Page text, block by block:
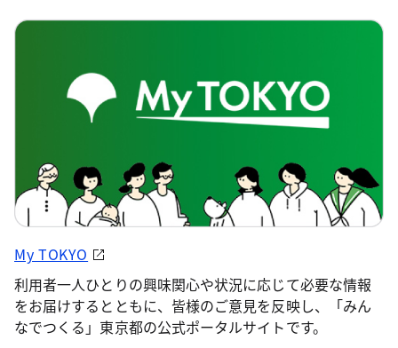
My TOKYO
利用者一人ひとりの興味関心や状況に応じて必要な情報
をお届けするとともに、皆様のご意見を反映し、「みん
なでつくる」東京都の公式ポータルサイトです。